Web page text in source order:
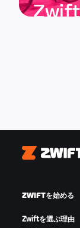
Zwift
ZWIFTを始める
Zwiftを選ぶ理由